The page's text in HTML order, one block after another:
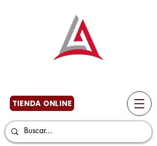
TIENDA ONLINE